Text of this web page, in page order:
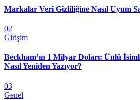
Markalar Veri Gizliliğine Nasıl Uyum
02
Girişim
Beckham’ın 1 Milyar Doları: Ünlü
Nasıl Yeniden Yazıyor?
03
Genel